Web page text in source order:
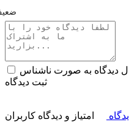
دیدگاه به صورت ناشناس
ثبت دیدگاه
امتیاز و دیدگاه کاربران